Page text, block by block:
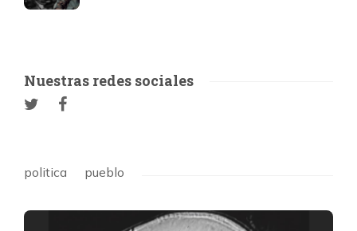
Nuestras redes sociales
politica pueblo